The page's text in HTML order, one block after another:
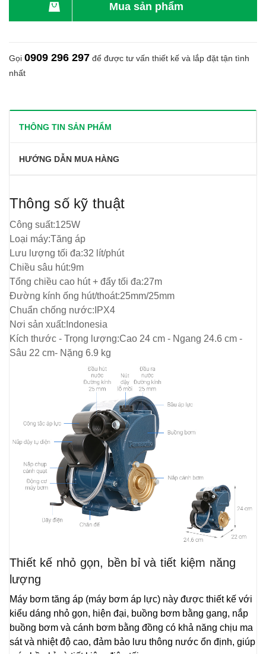
Mua sản phẩm
Gọi 0909 296 297 để được tư vấn thiết kế và lắp đặt tận tình
nhất
THÔNG TIN SẢN PHẨM
HƯỚNG DẪN MUA HÀNG
Thông số kỹ thuật
Công suất:125W
Loại máy:Tăng áp
Lưu lượng tối đa:32 lít/phút
Chiều sâu hút:9m
Tổng chiều cao hút + đẩy tối đa:27m
Đường kính ống hút/thoát:25mm/25mm
Chuẩn chống nước:IPX4
Nơi sản xuất:Indonesia
Kích thước - Trọng lượng:Cao 24 cm - Ngang 24.6 cm -
Sâu 22 cm- Nặng 6.9 kg
Thiết kế nhỏ gọn, bền bỉ và tiết kiệm năng
lượng
Máy bơm tăng áp (máy bơm áp lực) này được thiết kế với
kiểu dáng nhỏ gọn, hiện đại, buồng bơm bằng gang, nắp
buồng bơm và cánh bơm bằng đồng có khả năng chịu ma
sát và nhiệt độ cao, đảm bảo lưu thông nước ổn định, giúp